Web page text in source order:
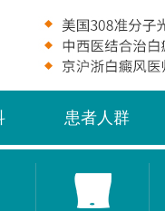
患者人群